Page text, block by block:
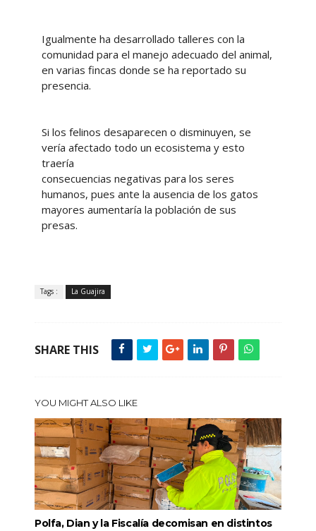
Igualmente ha desarrollado talleres con la
comunidad para el manejo adecuado del animal,
en varias fincas donde se ha reportado su
presencia.
Si los felinos desaparecen o disminuyen, se
vería afectado todo un ecosistema y esto
traería
consecuencias negativas para los seres
humanos, pues ante la ausencia de los gatos
mayores aumentaría la población de sus
presas.
Tags : La Guajira
SHARE THIS
YOU MIGHT ALSO LIKE
Polfa, Dian y la Fiscalía decomisan en distintos